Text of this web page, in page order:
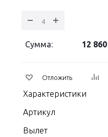
Сумма: 12 860
Отложить
Характеристики
Артикул
Вылет